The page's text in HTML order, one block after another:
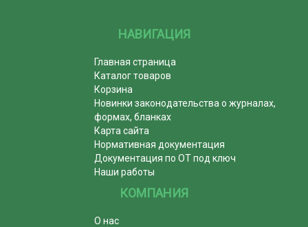
НАВИГАЦИЯ
Главная страница
Каталог товаров
Корзина
Новинки законодательства о журналах,
формах, бланках
Карта сайта
Нормативная документация
Документация по ОТ под ключ
Наши работы
КОМПАНИЯ
О нас